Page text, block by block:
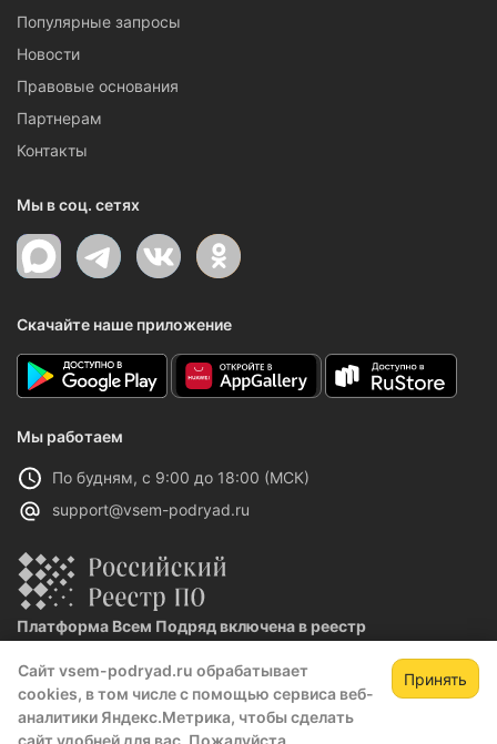
Сайт vsem-podryad.ru обрабатывает
cookies, в том числе с помощью сервиса веб-
аналитики Яндекс.Метрика, чтобы сделать
сайт удобней для вас. Пожалуйста,
Принять
Популярные запросы
Новости
Правовые основания
Партнерам
Контакты
Мы в соц. сетях
Скачайте наше приложение
Мы работаем
По будням, с 9:00 до 18:00 (МСК)
support@vsem-podryad.ru
Платформа Всем Подряд включена в реестр
Реестровая запись №32021 от 06.02.2026